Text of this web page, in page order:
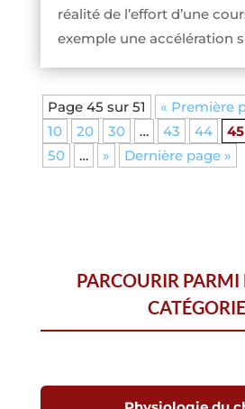
réalité de l’effort d’une
exemple une accélération
Page 45 sur 51 « Première
10
20 30 … 43 44 45
50
… » Dernière page »
PARCOURIR PARMI